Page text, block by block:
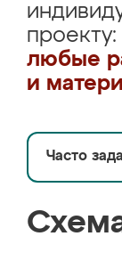
проекту:
любые
и
Часто